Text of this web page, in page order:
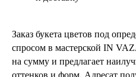
Заказ букета цветов под
спросом в мастерской IN
на сумму и предлагает